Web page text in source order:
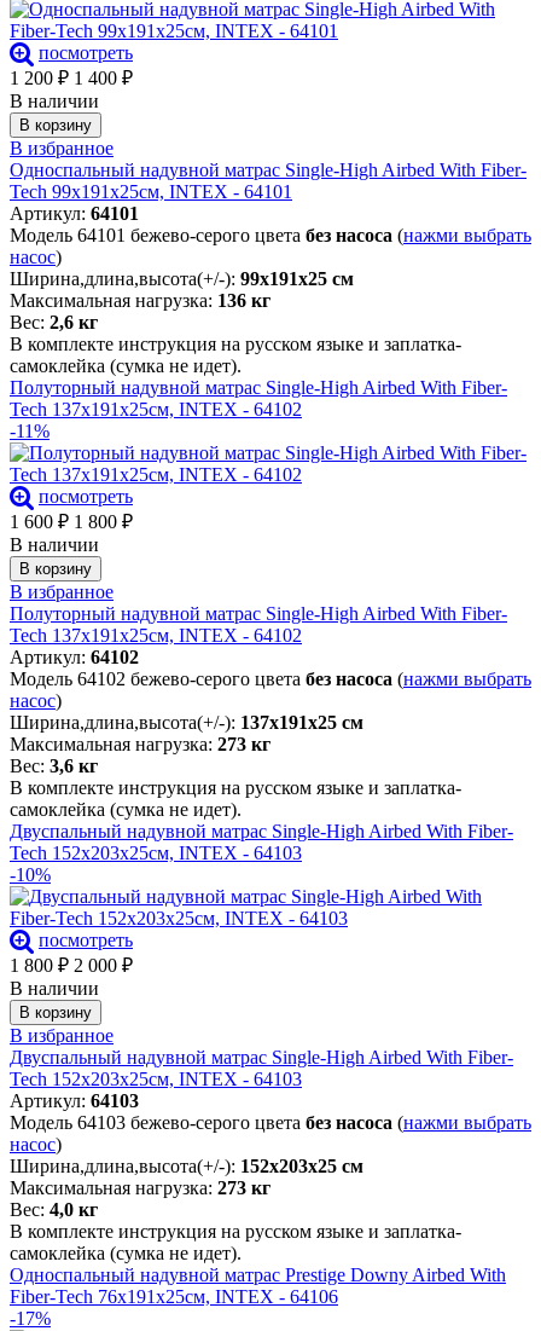
посмотреть
1 200 ₽ 1 400 ₽
В наличии
В корзину
В избранное
Односпальный надувной матрас Single-High Airbed With Fiber-
Tech 99х191х25см, INTEX - 64101
Артикул: 64101
Модель 64101 бежево-серого цвета без насоса (нажми выбрать
насос)
Ширина,длина,высота(+/-): 99х191х25 см
Максимальная нагрузка: 136 кг
Вес: 2,6 кг
В комплекте инструкция на русском языке и заплатка-
самоклейка (сумка не идет).
Полуторный надувной матрас Single-High Airbed With Fiber-
Tech 137х191х25см, INTEX - 64102
-11%
посмотреть
1 600 ₽ 1 800 ₽
В наличии
В корзину
В избранное
Полуторный надувной матрас Single-High Airbed With Fiber-
Tech 137х191х25см, INTEX - 64102
Артикул: 64102
Модель 64102 бежево-серого цвета без насоса (нажми выбрать
насос)
Ширина,длина,высота(+/-): 137х191х25 см
Максимальная нагрузка: 273 кг
Вес: 3,6 кг
В комплекте инструкция на русском языке и заплатка-
самоклейка (сумка не идет).
Двуспальный надувной матрас Single-High Airbed With Fiber-
Tech 152х203х25см, INTEX - 64103
-10%
посмотреть
1 800 ₽ 2 000 ₽
В наличии
В корзину
В избранное
Двуспальный надувной матрас Single-High Airbed With Fiber-
Tech 152х203х25см, INTEX - 64103
Артикул: 64103
Модель 64103 бежево-серого цвета без насоса (нажми выбрать
насос)
Ширина,длина,высота(+/-): 152х203х25 см
Максимальная нагрузка: 273 кг
Вес: 4,0 кг
В комплекте инструкция на русском языке и заплатка-
самоклейка (сумка не идет).
Односпальный надувной матрас Prestige Downy Airbed With
Fiber-Tech 76х191х25см, INTEX - 64106
-17%